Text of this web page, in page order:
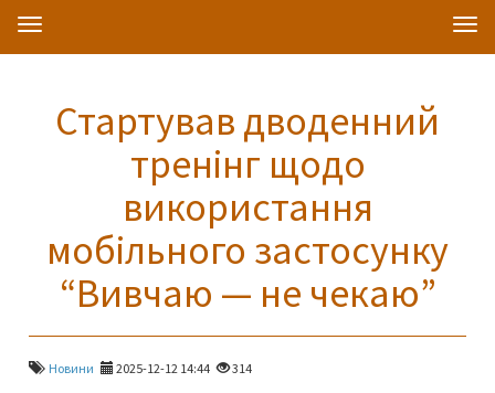
Toggle
Стартував дводенний
тренінг щодо
використання
мобільного застосунку
“Вивчаю — не чекаю”
Новини 2025-12-12 14:44 314